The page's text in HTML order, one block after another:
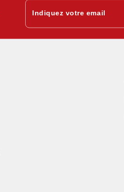
Indiquez votre email